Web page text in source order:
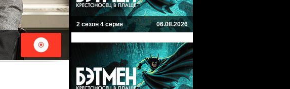
2 сезон 4 серия 06.08.2026